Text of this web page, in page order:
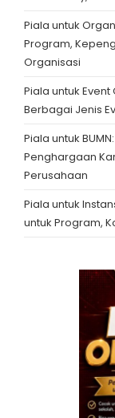
Piala untuk
Program,
Organisasi
Piala untuk
Berbagai Jenis
Piala untuk
Penghargaan
Perusahaan
Piala untuk
untuk Program,